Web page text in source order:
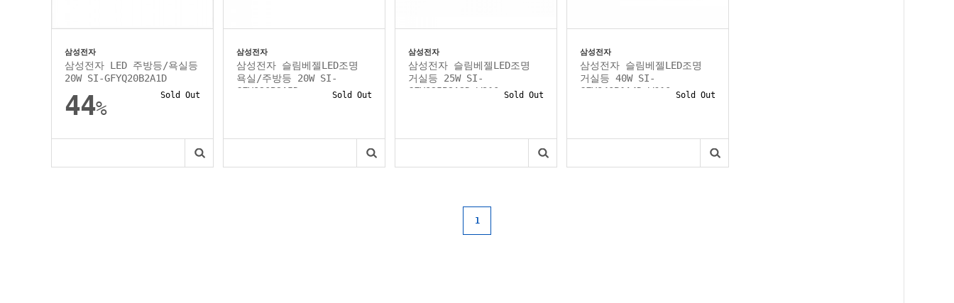
삼성전자
삼성전자 LED 주방등/욕실등
20W SI-GFYQ20B2A1D
44%
Sold Out
삼성전자
삼성전자 슬림베젤LED조명
욕실/주방등 20W SI-
GFVQ20B2A5D...
Sold Out
삼성전자
삼성전자 슬림베젤LED조명
거실등 25W SI-
GFVQ25B2A2D W310m...Sold Out
삼성전자
삼성전자 슬림베젤LED조명
거실등 40W SI-
GFVQ40B1A4D W610m...Sold Out
1